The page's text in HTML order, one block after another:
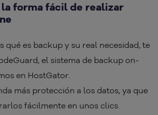
la forma fácil de realizar
qué es backup y su real necesidad, te
el sistema de backup on-
en HostGator.
más protección a los datos, ya que
fácilmente en unos clics.